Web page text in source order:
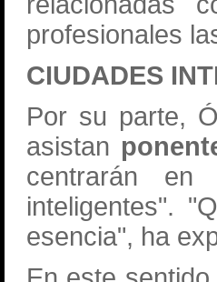
profesionales
CIUDADES
Por su parte,
asistan
centrarán
inteligentes".
esencia", ha